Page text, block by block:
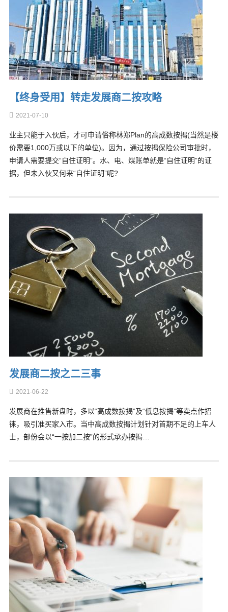
【终身受用】转走发展商二按攻略
2021-07-10
业主只能于入伙后，才可申请俗称林郑Plan的高成数按揭(当然是楼
价需要1,000万或以下的单位)。因为，通过按揭保险公司审批时，
申请人需要提交“自住证明”。水、电、煤账单就是“自住证明”的证
据，但未入伙又何来“自住证明”呢?
发展商二按之二三事
2021-06-22
发展商在推售新盘时，多以“高成数按揭”及“低息按揭”等卖点作招
徕，吸引准买家入市。当中高成数按揭计划针对首期不足的上车人
士，部份会以“一按加二按”的形式承办按揭…